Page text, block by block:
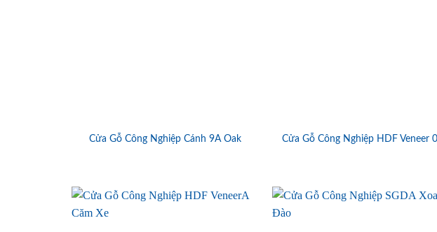
Cửa Gỗ Công Nghiệp Cánh 9A Oak Cửa Gỗ Công Nghiệp HDF Veneer